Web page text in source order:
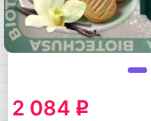
2 084 q